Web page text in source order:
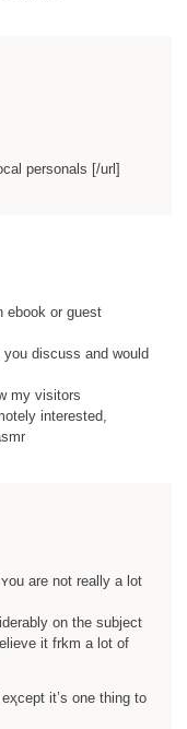
personals [/url]
ebook or guest
you discuss and would
my visitors
interested,
are not really a lot
on the subject
it frkm a lot of
іt’s one thing to